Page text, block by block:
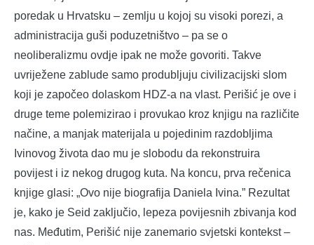
poredak u Hrvatsku – zemlju u kojoj su visoki porezi, a
administracija guši poduzetništvo – pa se o
neoliberalizmu ovdje ipak ne može govoriti. Takve
uvriježene zablude samo produbljuju civilizacijski slom
koji je započeo dolaskom HDZ-a na vlast. Perišić je ove i
druge teme polemizirao i provukao kroz knjigu na različite
načine, a manjak materijala u pojedinim razdobljima
Ivinovog života dao mu je slobodu da rekonstruira
povijest i iz nekog drugog kuta. Na koncu, prva rečenica
knjige glasi: „Ovo nije biografija Daniela Ivina.” Rezultat
je, kako je Seid zaključio, lepeza povijesnih zbivanja kod
nas. Međutim, Perišić nije zanemario svjetski kontekst –